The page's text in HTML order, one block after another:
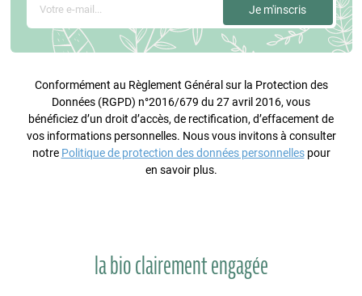
Conformément au Règlement Général sur la Protection des
Données (RGPD) n°2016/679 du 27 avril 2016, vous
bénéficiez d’un droit d’accès, de rectification, d’effacement de
vos informations personnelles. Nous vous invitons à consulter
notre Politique de protection des données personnellespour
en savoir plus.
la bio clairement engagée